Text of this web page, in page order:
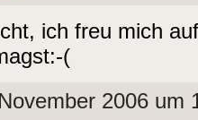
ich freu mich
(
2006 um